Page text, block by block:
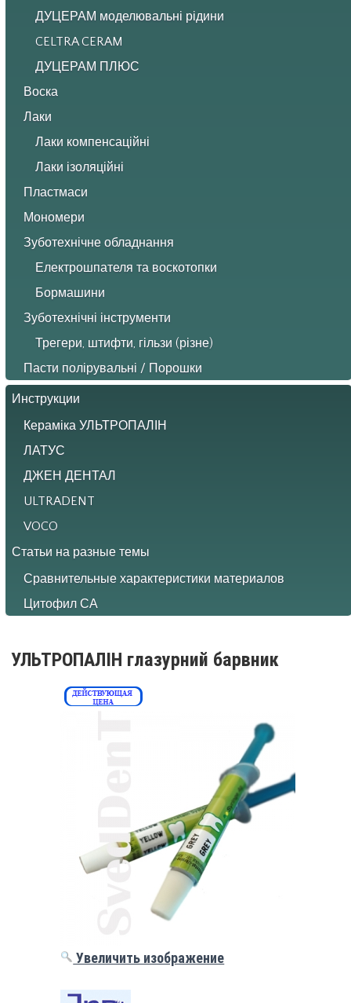
ДУЦЕРАМ моделювальні рідини
CELTRA CERAM
ДУЦЕРАМ ПЛЮС
Воска
Лаки
Лаки компенсаційні
Лаки ізоляційні
Пластмаси
Мономери
Зуботехнічне обладнання
Електрошпателя та воскотопки
Бормашини
Зуботехнічні інструменти
Трегери, штифти, гільзи (різне)
Пасти полірувальні / Порошки
Инструкции
Кераміка УЛЬТРОПАЛІН
ЛАТУС
ДЖЕН ДЕНТАЛ
ULTRADENT
VOCO
Статьи на разные темы
Сравнительные характеристики материалов
Цитофил СА
УЛЬТРОПАЛІН глазурний барвник
Увеличить изображение